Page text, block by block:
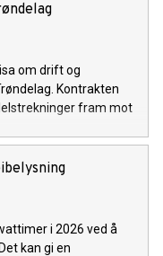
om drift og
Kontrakten
fram mot
i 2026 ved å
kan gi en